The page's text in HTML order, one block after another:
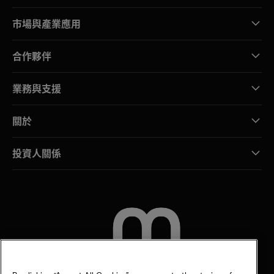
市場與產業應用
合作夥伴
業務與支援
關於
投資人關係